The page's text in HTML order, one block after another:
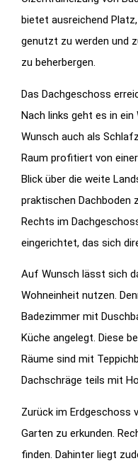
bietet ausreichend
genutzt zu werden und
zu beherbergen.
Das Dachgeschoss
Nach links geht es in
Wunsch auch als
Raum profitiert von
Blick über die weite
praktischen Dachboden
Rechts im
eingerichtet, das sich
Auf Wunsch lässt sich
Wohneinheit nutzen.
Badezimmer mit
Küche angelegt. Diese
Räume sind mit
Dachschräge teils mit
Zurück im Erdgeschoss
Garten zu erkunden.
finden. Dahinter liegt